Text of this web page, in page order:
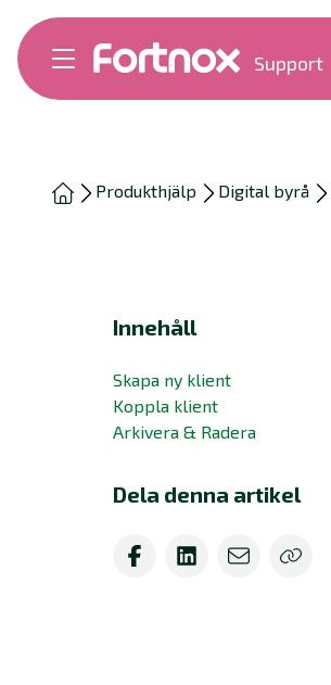
Support
Bokföring
Byt till Fortnox
Support Play
Ordlista
Produkthjälp Digital byrå
Innehåll
Skapa ny klient
Koppla klient
Arkivera & Radera
Dela denna artikel